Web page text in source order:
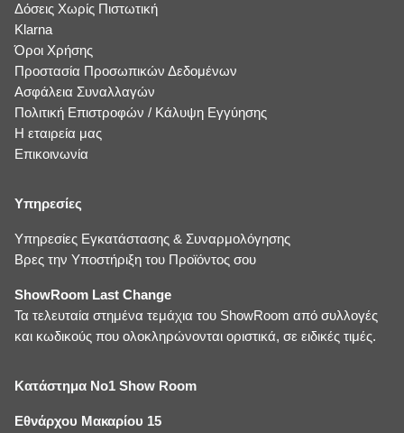
Δόσεις Χωρίς Πιστωτική
Klarna
Όροι Χρήσης
Προστασία Προσωπικών Δεδομένων
Ασφάλεια Συναλλαγών
Πολιτική Επιστροφών / Κάλυψη Εγγύησης
Η εταιρεία μας
Επικοινωνία
Υπηρεσίες
Υπηρεσίες Εγκατάστασης & Συναρμολόγησης
Βρες την Υποστήριξη του Προϊόντος σου
ShowRoom Last Change
Τα τελευταία στημένα τεμάχια του ShowRoom από συλλογές
και κωδικούς που ολοκληρώνονται οριστικά, σε ειδικές τιμές.
Κατάστημα No1 Show Room
Εθνάρχου Μακαρίου 15